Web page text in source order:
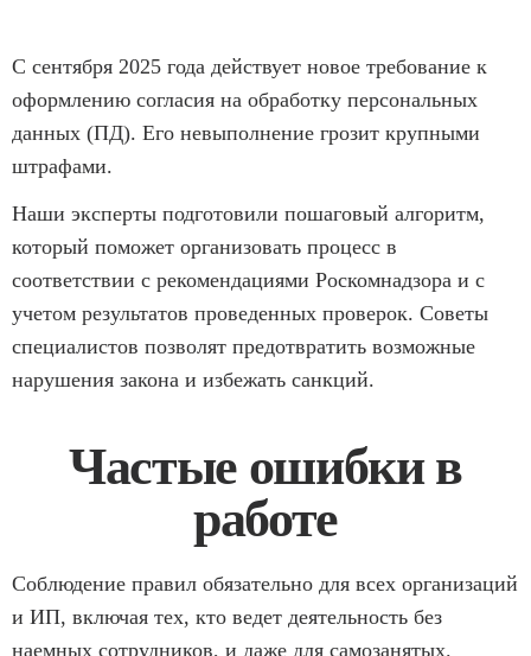
С сентября 2025 года действует новое требование к
оформлению согласия на обработку персональных
данных (ПД). Его невыполнение грозит крупными
штрафами.
Наши эксперты подготовили пошаговый алгоритм,
который поможет организовать процесс в
соответствии с рекомендациями Роскомнадзора и с
учетом результатов проведенных проверок. Советы
специалистов позволят предотвратить возможные
нарушения закона и избежать санкций.
Частые ошибки в
работе
Соблюдение правил обязательно для всех организаций
и ИП, включая тех, кто ведет деятельность без
наемных сотрудников, и даже для самозанятых.